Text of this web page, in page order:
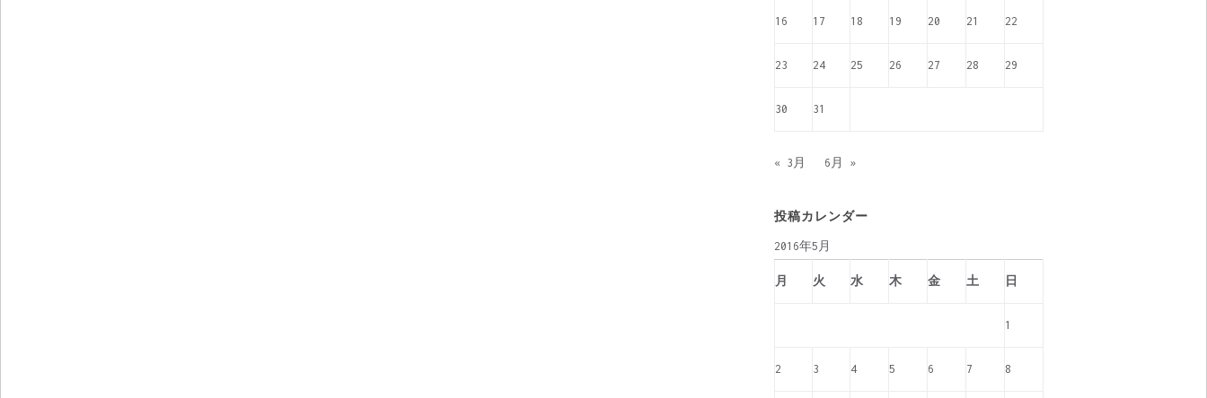
16 17 18 19 20 21 22
23 24 25 26 27 28 29
30 31
« 3月 6月 »
投稿カレンダー
2016年5月
月 火 水 木 金 土 日
1
2 3 4 5 6 7 8